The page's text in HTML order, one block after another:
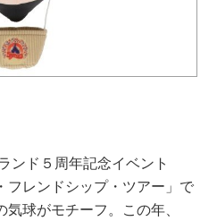
ンド５周年記念イベント
フレンドシップ・ツアー」で
球がモチーフ。この年、